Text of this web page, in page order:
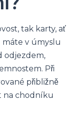
tak karty, ať
v úmyslu
odjezdem,
Při
přibližně
na chodníku